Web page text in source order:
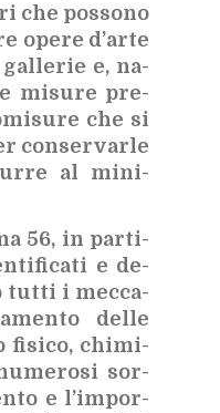
che pos­so­no
ope­re d’ar­te
gal­le­rie e, na­
mi­su­re pre­
che si
con­ser­var­le
al mi­ni­
56, in par­ti­
e de­
tut­ti i mec­ca­
del­le
fi­si­co, chi­mi­
sor­
e l’im­por­